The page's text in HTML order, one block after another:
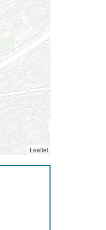
Leaflet